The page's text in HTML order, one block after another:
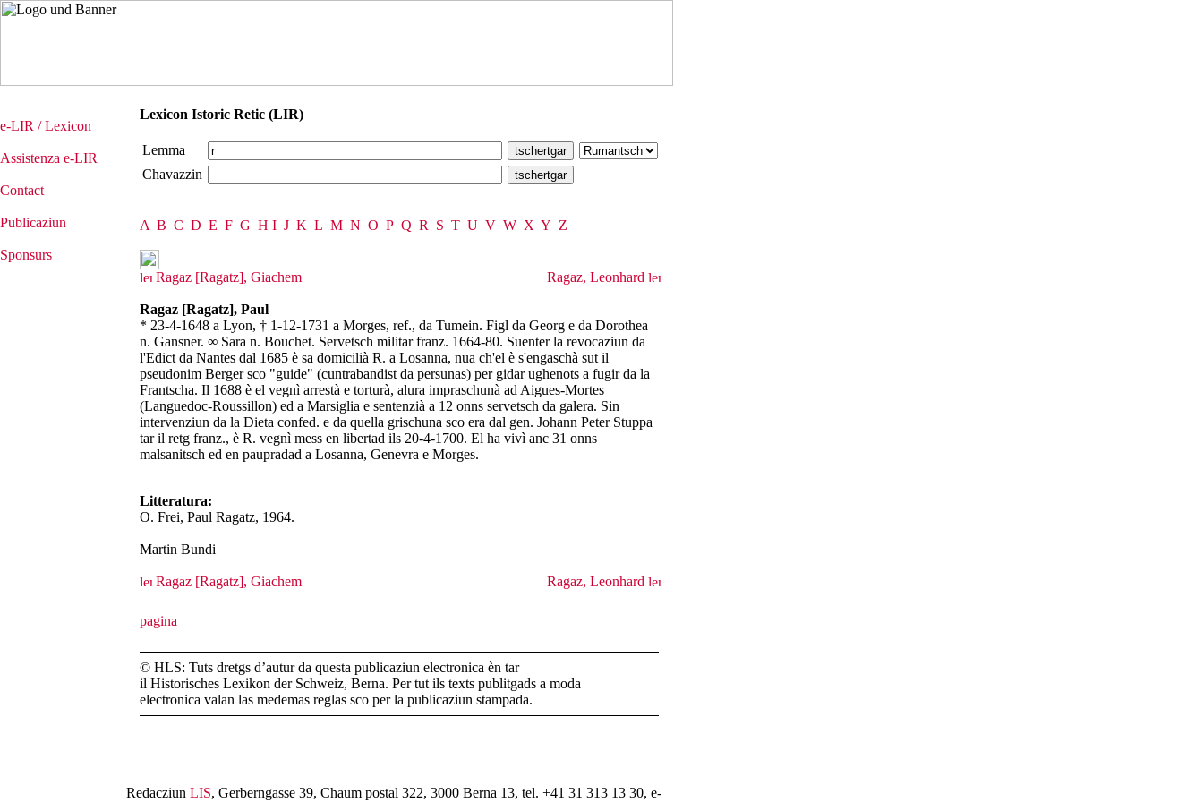
e-LIR / Lexicon
Assistenza e-LIR
Contact
Publicaziun
Sponsurs
Lexicon Istoric Retic (LIR)
Lemma
Chavazzin
A B C D E F G H I J K L M N O P Q R S T U V W X Y Z
Ragaz [Ragatz], Giachem Ragaz, Leonhard
Ragaz [Ragatz], Paul
* 23-4-1648 a Lyon, † 1-12-1731 a Morges, ref., da Tumein. Figl da Georg e da Dorothea
n. Gansner. ∞ Sara n. Bouchet. Servetsch militar franz. 1664-80. Suenter la revocaziun da
l'Edict da Nantes dal 1685 è sa domicilià R. a Losanna, nua ch'el è s'engaschà sut il
pseudonim Berger sco "guide" (cuntrabandist da persunas) per gidar ughenots a fugir da la
Frantscha. Il 1688 è el vegnì arrestà e torturà, alura impraschunà ad Aigues-Mortes
(Languedoc-Roussillon) ed a Marsiglia e sentenzià a 12 onns servetsch da galera. Sin
intervenziun da la Dieta confed. e da quella grischuna sco era dal gen. Johann Peter Stuppa
tar il retg franz., è R. vegnì mess en libertad ils 20-4-1700. El ha vivì anc 31 onns
malsanitsch ed en paupradad a Losanna, Genevra e Morges.
Litteratura:
O. Frei, Paul Ragatz, 1964.
Martin Bundi
Ragaz [Ragatz], Giachem Ragaz, Leonhard
© HLS: Tuts dretgs d’autur da questa publicaziun electronica èn tar
il Historisches Lexikon der Schweiz, Berna. Per tut ils texts publitgads a moda
electronica valan las medemas reglas sco per la publicaziun stampada.
Redacziun LIS, Gerberngasse 39, Chaum postal 322, 3000 Berna 13, tel. +41 31 313 13 30, e-